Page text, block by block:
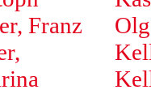
Franz